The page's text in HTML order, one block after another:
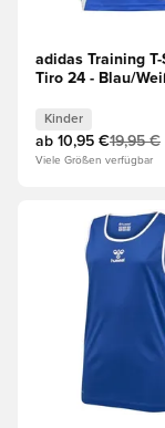
adidas Training
Tiro 24 - Blau/
Kinder
ab 10,95 €19,95 €
Viele Größen verfügbar
Öffnet ein